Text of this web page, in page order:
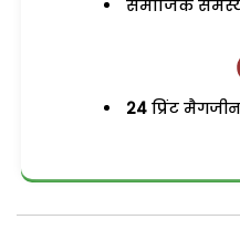
समाजिक
24 प्रिंट मैगजीन